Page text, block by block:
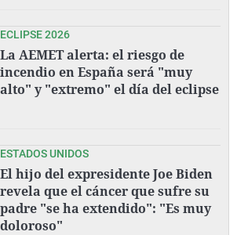
ECLIPSE 2026
La AEMET alerta: el riesgo de
incendio en España será "muy
alto" y "extremo" el día del eclipse
ESTADOS UNIDOS
El hijo del expresidente Joe Biden
revela que el cáncer que sufre su
padre "se ha extendido": "Es muy
doloroso"